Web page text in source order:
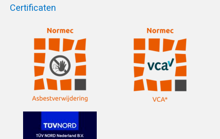
Certificaten